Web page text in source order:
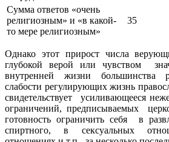
Сумма ответов «очень
религиозным» и «в какой-
то мере религиозным»
35
Однако этот прирост числа
глубокой верой или чувством
внутренней жизни большинства
слабости регулирующих жизнь
свидетельствует усиливающееся
ограничений, предписываемых
готовность ограничить себя в
спиртного, в сексуальных